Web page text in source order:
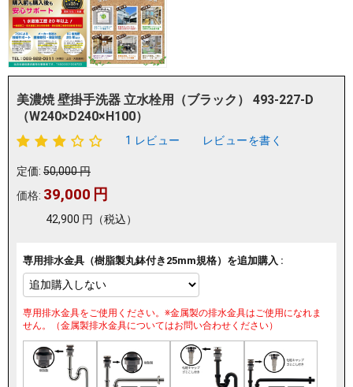
美濃焼 壁掛手洗器 立水栓用（ブラック） 493-227-D
（W240×D240×H100）
1 レビュー レビューを書く
定価: 50,000円
価格: 39,000 円
42,900 円 （税込）
専用排水金具（樹脂製丸鉢付き25mm規格）を追加購入 :
専用排水金具をご使用ください。※金属製の排水金具はご使用になれま
せん。（金属製排水金具についてはお問い合わせください）